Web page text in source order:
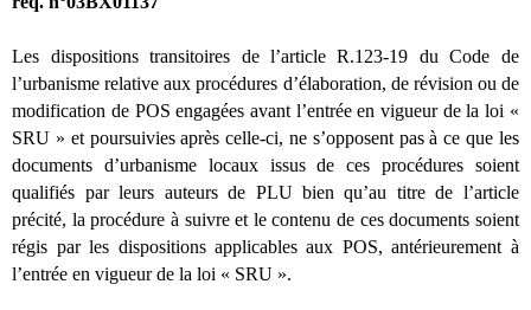
Les dispositions transitoires de l’article R.123-19 du Code de
l’urbanisme relative aux procédures d’élaboration, de révision ou de
modification de POS engagées avant l’entrée en vigueur de la loi «
SRU » et poursuivies après celle-ci, ne s’opposent pas à ce que les
documents d’urbanisme locaux issus de ces procédures soient
qualifiés par leurs auteurs de PLU bien qu’au titre de l’article
précité, la procédure à suivre et le contenu de ces documents soient
régis par les dispositions applicables aux POS, antérieurement à
l’entrée en vigueur de la loi « SRU ».